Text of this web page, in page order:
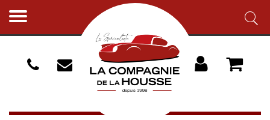
Toggle